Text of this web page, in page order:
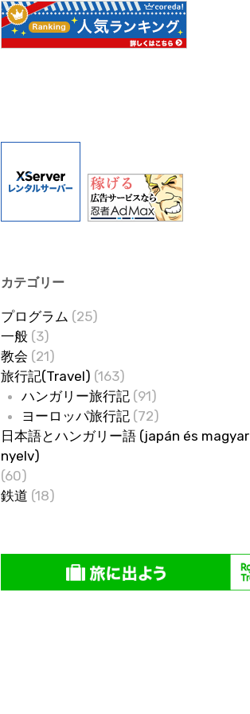
カテゴリー
プログラム (25)
一般 (3)
教会 (21)
旅行記(Travel) (163)
ハンガリー旅行記(91)
ヨーロッパ旅行記(72)
日本語とハンガリー語 (japán és magyar
nyelv)
(60)
鉄道 (18)